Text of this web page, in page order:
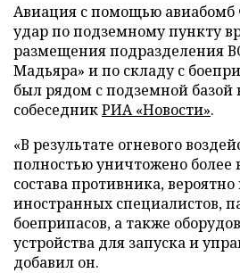
Авиация с помощью авиабомб
удар по подземному пункту
размещения подразделения
Мадьяра» и по складу с
был рядом с подземной базой
собеседникРИА «Новости».
«В результате огневого
полностью уничтожено более
состава противника, вероятно
иностранных специалистов,
боеприпасов, а также
устройства для запуска и
добавил он.